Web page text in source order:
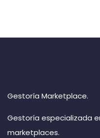
Gestoría Marketplace.
Gestoría especializada
marketplaces.